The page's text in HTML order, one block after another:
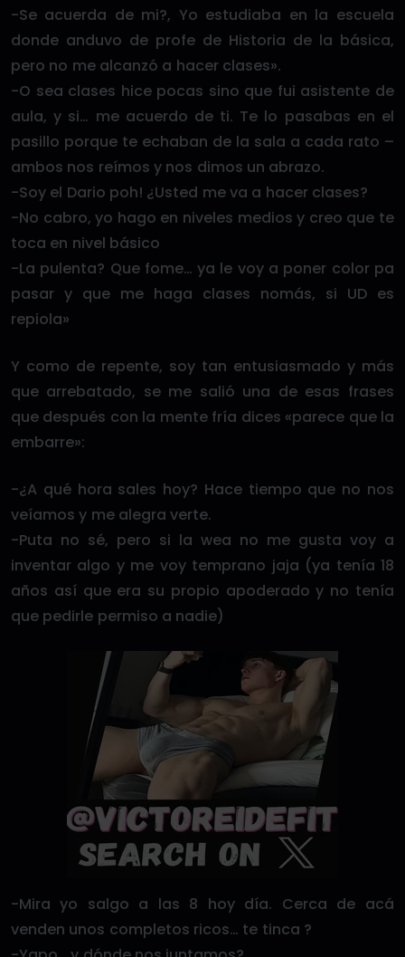
-Se acuerda de mi?, Yo estudiaba en la escuela
donde anduvo de profe de Historia de la básica,
pero no me alcanzó a hacer clases».
-O sea clases hice pocas sino que fui asistente de
aula, y si… me acuerdo de ti. Te lo pasabas en el
pasillo porque te echaban de la sala a cada rato –
ambos nos reímos y nos dimos un abrazo.
-Soy el Dario poh! ¿Usted me va a hacer clases?
-No cabro, yo hago en niveles medios y creo que te
toca en nivel básico
-La pulenta? Que fome… ya le voy a poner color pa
pasar y que me haga clases nomás, si UD es
repiola»
Y como de repente, soy tan entusiasmado y más
que arrebatado, se me salió una de esas frases
que después con la mente fría dices «parece que la
embarre»:
-¿A qué hora sales hoy? Hace tiempo que no nos
veíamos y me alegra verte.
-Puta no sé, pero si la wea no me gusta voy a
inventar algo y me voy temprano jaja (ya tenía 18
años así que era su propio apoderado y no tenía
que pedirle permiso a nadie)
-Mira yo salgo a las 8 hoy día. Cerca de acá
venden unos completos ricos… te tinca ?